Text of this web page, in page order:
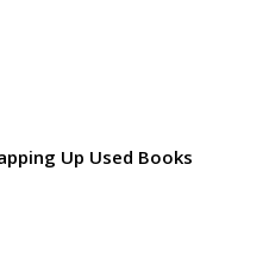
Up Used Books